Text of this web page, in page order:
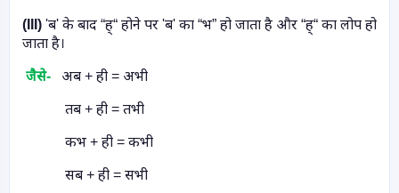
(III) 'ब' के बाद “ह्“ होने पर 'ब' का “भ” हो जाता है और “ह्“ का लोप हो
जाता है।
जैसे- अब + ही = अभी
तब + ही = तभी
कभ + ही = कभी
सब + ही = सभी